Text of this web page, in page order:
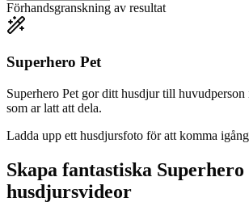
Förhandsgranskning av resultat
Superhero Pet
Superhero Pet gor ditt husdjur till
som ar latt att dela.
Ladda upp ett husdjursfoto för att komma igång
Skapa fantastiska Superhero
husdjursvideor